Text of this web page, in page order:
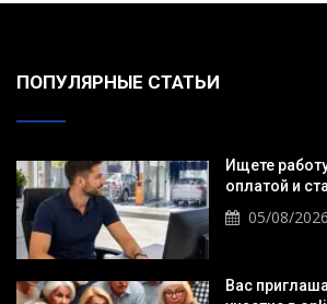
ПОПУЛЯРНЫЕ СТАТЬИ
Ищете
оплатой и
05/08/2026
Вас